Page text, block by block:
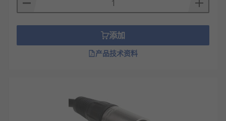
添加
产品技术资料